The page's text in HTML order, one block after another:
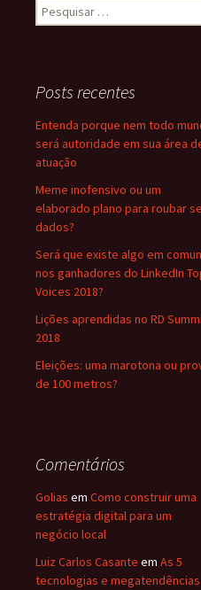
Pesquisar
por:
Posts recentes
Entenda porque nem todo
será autoridade em sua área
atuação
Meme inofensivo ou um
elaborado plano para roubar
dados?
Será que existe algo em
nos ganhadores do LinkedIn
Voices 2018?
Lições aprendidas no RD
2018
Eleições: uma marotona ou
de 100 metros?
Comentários
Golias em Como construir uma
estratégia digital para um
negócio local
Luiz Carlos Casante em As 5
tecnologias e megatendências